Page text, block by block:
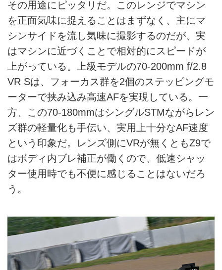
その用途にピッタリだ。このレンジでマシン
を正面気味に捉えることはまずなく、主にマ
シンサイドを流し気味に撮影するのだが、実
はマシンに近づくことで相対的にスピードが
上がっている。上級モデルの70-200mm f/2.8
VR Sは、フォーカス群を2個のステッピングモ
ーターで挟み込み高速AFを実現している。一
方、この70-180mmはシングルSTMながらレン
ズ群の軽量化も手伝い、実用上十分なAF速度
という印象だ。レンズ側にVRが無くともZ9で
はボディ内ブレ補正が働くので、低速シャッ
ター使用時でも不便に感じることはないだろ
う。